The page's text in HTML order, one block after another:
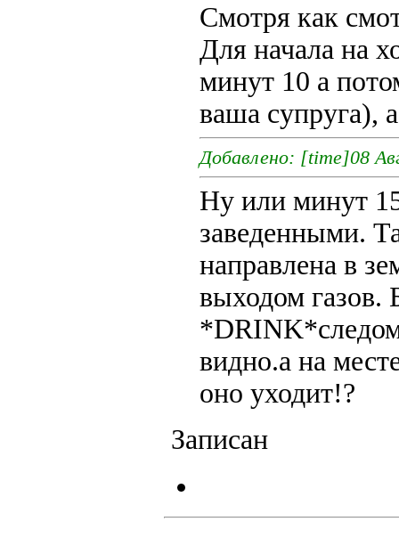
Смотря как
Для начала на
минут 10 а
ваша супруга),
Добавлено: [time]08
Ну или минут
заведенными.
направлена в
выходом газов.
*DRINK*следом
видно.а на
оно уходит!?
Записан